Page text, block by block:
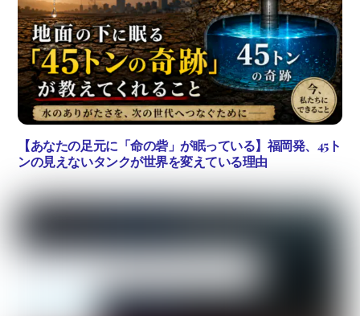
【あなたの足元に「命の砦」が眠っている】福岡発、45ト
ンの見えないタンクが世界を変えている理由